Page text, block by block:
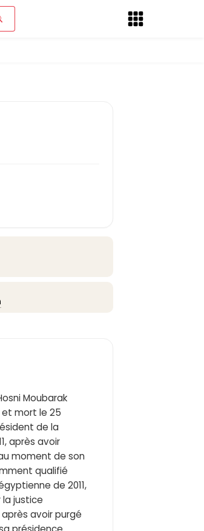
Moubarak
de la
après avoir
moment de son
qualifié
de 2011,
justice
avoir purgé